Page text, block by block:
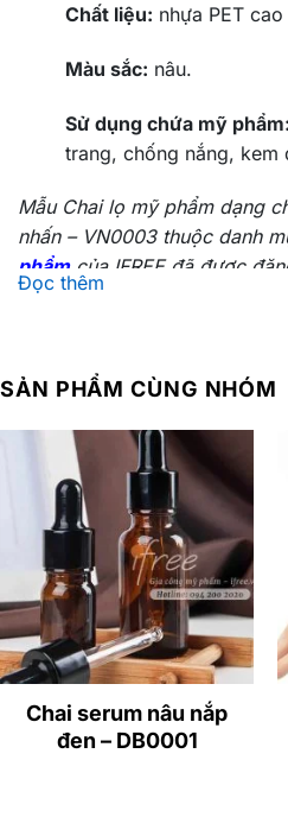
Chất liệu: nhựa PET
Màu sắc: nâu.
Sử dụng chứa mỹ phẩm:
trang, chống nắng,
Mẫu Chai lọ mỹ phẩm dạng
nhấn – VN0003 thuộc danh
phẩmcủa IFREE đã được
nhấn – VN0003
vòi nhấn – VN0003 gồm 3
Nắp bảo vệ đầu nhấn
nhiễm bên ngoài trong
Đầu nhấn màu đen ra
(dầu gội, dầu xả, sữa
màu trắng.
Thân vỏ chai màu nâu
tiếp chiếu vào mỹ
lượng mỹ phẩm trong
Đọc thêm
SẢN PHẨM CÙNG NHÓM
Chai serum nâu nắp
đen – DB0001